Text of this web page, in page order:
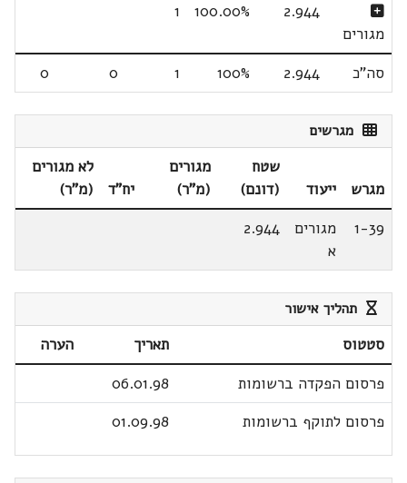
מגורים
2.944
100.00%
1
סה"כ 2.944
100%
1
0
0
מגרשים
מגרש ייעוד
שטח
(דונם)
מגורים
(מ"ר)
יח"ד
לא מגורים
(מ"ר)
1-39
מגורים
א
2.944
תהליך אישור
סטטוס תאריך
הערה
פרסום הפקדה ברשומות
06.01.98
פרסום לתוקף ברשומות
01.09.98